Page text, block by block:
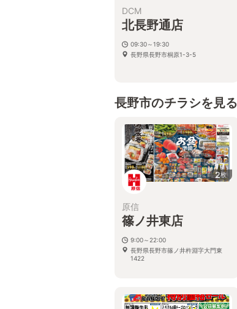
DCM
北長野通店
09:30～19:30
長野県長野市桐原1-3-5
長野市のチラシを見る
2枚
原信
篠ノ井東店
9:00～22:00
長野県長野市篠ノ井杵淵字大門東
1422